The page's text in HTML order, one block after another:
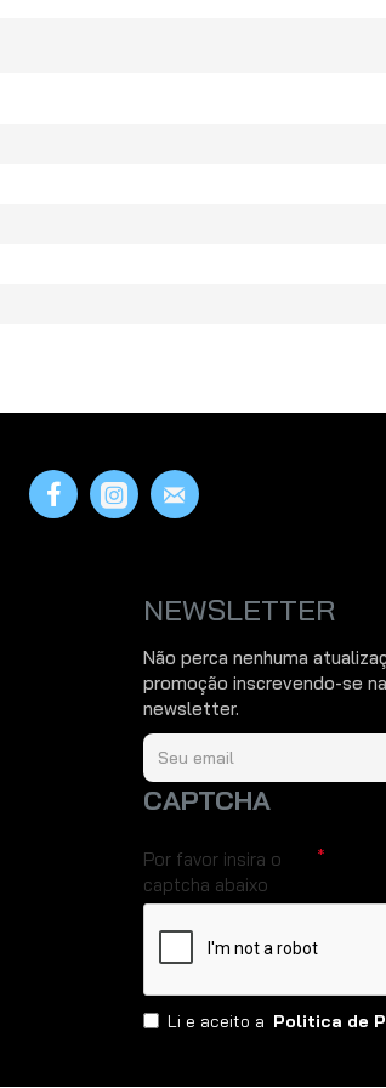
NEWSLETTER
Não perca nenhuma
promoção inscrevendo-se
newsletter.
CAPTCHA
Por favor insira o
captcha abaixo
Li e aceito a Politica de